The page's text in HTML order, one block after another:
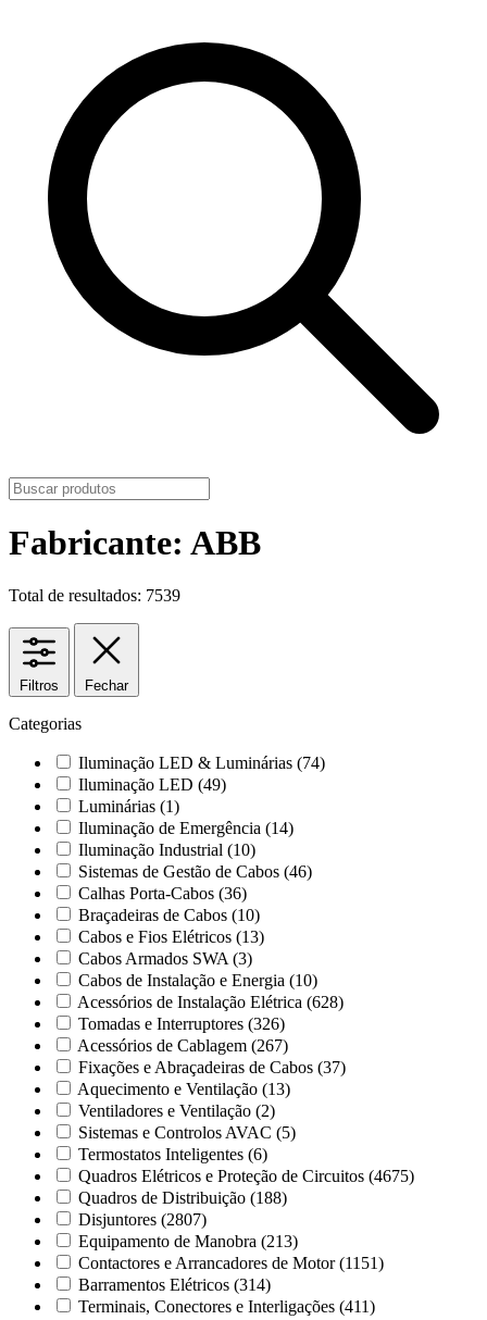
Fabricante: ABB
Total de resultados: 7539
Filtros Fechar
Categorias
Iluminação LED & Luminárias (74)
Iluminação LED (49)
Luminárias (1)
Iluminação de Emergência (14)
Iluminação Industrial (10)
Sistemas de Gestão de Cabos (46)
Calhas Porta-Cabos (36)
Braçadeiras de Cabos (10)
Cabos e Fios Elétricos (13)
Cabos Armados SWA (3)
Cabos de Instalação e Energia (10)
Acessórios de Instalação Elétrica (628)
Tomadas e Interruptores (326)
Acessórios de Cablagem (267)
Fixações e Abraçadeiras de Cabos (37)
Aquecimento e Ventilação (13)
Ventiladores e Ventilação (2)
Sistemas e Controlos AVAC (5)
Termostatos Inteligentes (6)
Quadros Elétricos e Proteção de Circuitos (4675)
Quadros de Distribuição (188)
Disjuntores (2807)
Equipamento de Manobra (213)
Contactores e Arrancadores de Motor (1151)
Barramentos Elétricos (314)
Terminais, Conectores e Interligações (411)